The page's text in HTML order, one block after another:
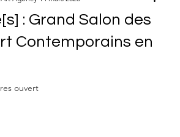
ouvert
: Grand Salon des
Contemporains en